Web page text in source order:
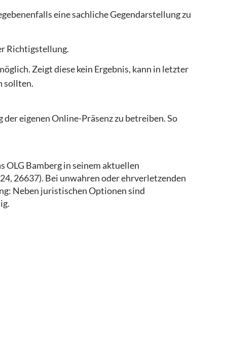
eine sachliche Gegendarstellung zu
Richtigstellung.
Zeigt diese kein Ergebnis, kann in letzter
sollten.
eigenen Online-Präsenz zu betreiben. So
Bamberg in seinem aktuellen
26637). Bei unwahren oder ehrverletzenden
Neben juristischen Optionen sind